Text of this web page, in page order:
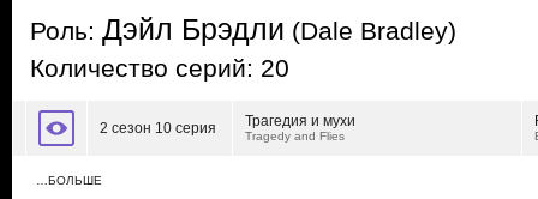
Роль: Дэйл Брэдли (Dale Bradley)
Количество серий: 20
2 сезон 10 серия Трагедия и мухи
Tragedy and Flies
…БОЛЬШЕ